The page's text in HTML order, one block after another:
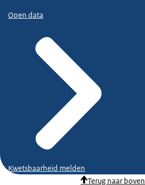
Open data
Kwetsbaarheid melden
Terug naar boven